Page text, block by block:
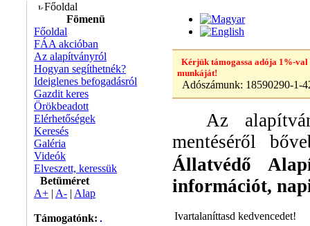
Főoldal
Fömenü
Főoldal
FÁA akcióban
Az alapítványról
Hogyan segíthetnék?
Ideiglenes befogadásról
Gazdit keres
Örökbeadott
Elérhetőségek
Keresés
Galéria
Videók
Elveszett, keressük
Betüméret
A+ | A- | Alap
Támogatónk:
Kérjük támogassa adója 1%-
munkáját!
Adószámunk: 18590290-1-
Az
mentéséről
Állatvédő
információt,
Ivartalaníttasd kedvencedet!